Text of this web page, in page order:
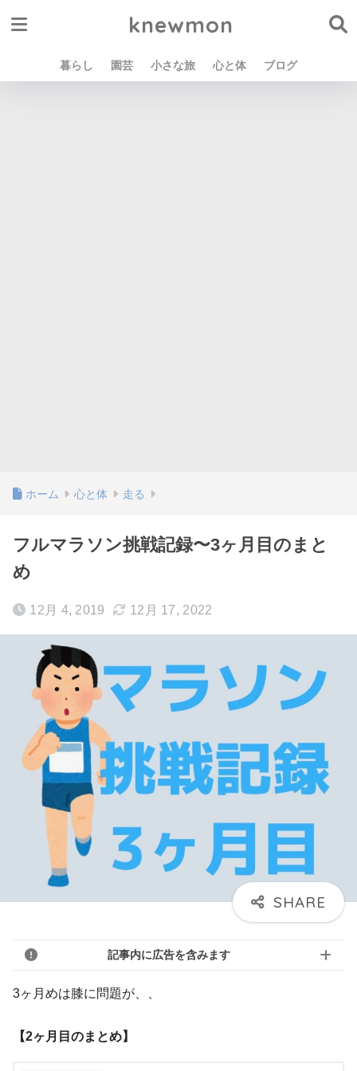
knewmon
暮らし 園芸 小さな旅 心と体 ブログ
ホーム 心と体 走る
フルマラソン挑戦記録〜3ヶ月目のまと
め
12月 4, 2019 12月 17, 2022
記事内に広告を含みます
3ヶ月めは膝に問題が、、
【2ヶ月目のまとめ】